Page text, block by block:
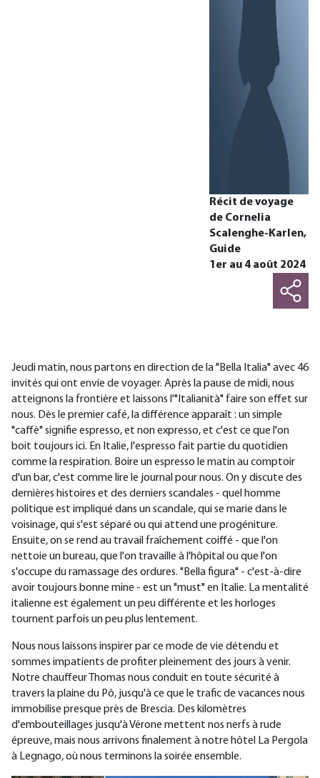
Récit de voyage
de Cornelia
Scalenghe-Karlen,
Guide
1er au 4 août 2024
Jeudi matin, nous partons en direction de la "Bella Italia" avec 46
invités qui ont envie de voyager. Après la pause de midi, nous
atteignons la frontière et laissons l'"Italianità" faire son effet sur
nous. Dès le premier café, la différence apparaît : un simple
"caffè" signifie espresso, et non expresso, et c'est ce que l'on
boit toujours ici. En Italie, l'espresso fait partie du quotidien
comme la respiration. Boire un espresso le matin au comptoir
d'un bar, c'est comme lire le journal pour nous. On y discute des
dernières histoires et des derniers scandales - quel homme
politique est impliqué dans un scandale, qui se marie dans le
voisinage, qui s'est séparé ou qui attend une progéniture.
Ensuite, on se rend au travail fraîchement coiffé - que l'on
nettoie un bureau, que l'on travaille à l'hôpital ou que l'on
s'occupe du ramassage des ordures. "Bella figura" - c'est-à-dire
avoir toujours bonne mine - est un "must" en Italie. La mentalité
italienne est également un peu différente et les horloges
tournent parfois un peu plus lentement.
Nous nous laissons inspirer par ce mode de vie détendu et
sommes impatients de profiter pleinement des jours à venir.
Notre chauffeur Thomas nous conduit en toute sécurité à
travers la plaine du Pô, jusqu'à ce que le trafic de vacances nous
immobilise presque près de Brescia. Des kilomètres
d'embouteillages jusqu'à Vérone mettent nos nerfs à rude
épreuve, mais nous arrivons finalement à notre hôtel La Pergola
à Legnago, où nous terminons la soirée ensemble.